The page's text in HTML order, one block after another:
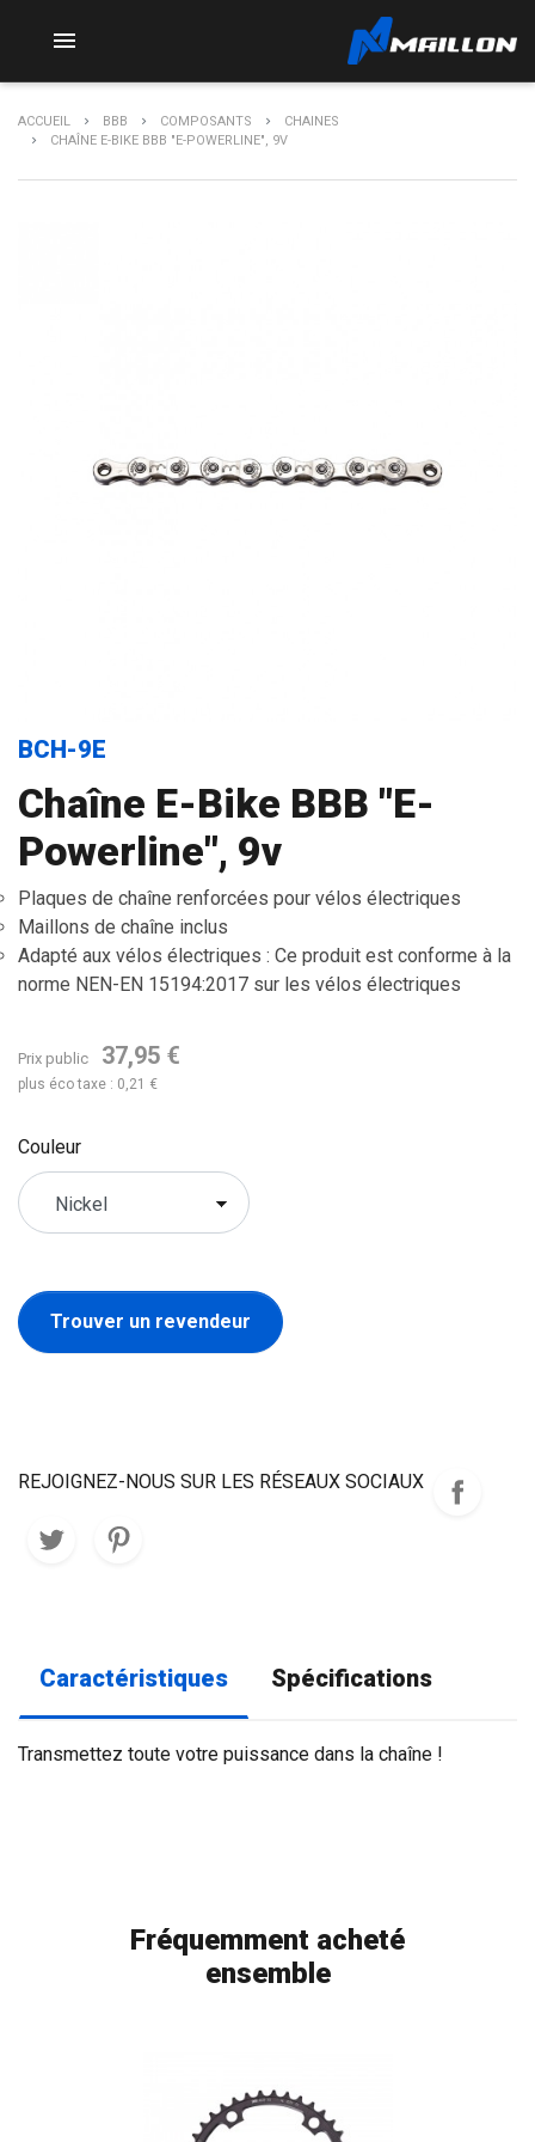

ACCUEIL BBB COMPOSANTS
CHAINES
CHAÎNE E-BIKE BBB "E-POWERLINE", 9V
BCH-9E
Chaîne E-Bike BBB "E-
Powerline", 9v
Plaques de chaîne renforcées pour vélos électriques
Maillons de chaîne inclus
Adapté aux vélos électriques : Ce produit est conforme à la
norme NEN-EN 15194:2017 sur les vélos électriques
Prix public 37,95 €
plus éco taxe : 0,21 €
Couleur
Trouver un revendeur
REJOIGNEZ-NOUS SUR LES RÉSEAUX SOCIAUX
Caractéristiques Spécifications
Transmettez toute votre puissance dans la chaîne !
Fréquemment acheté
ensemble